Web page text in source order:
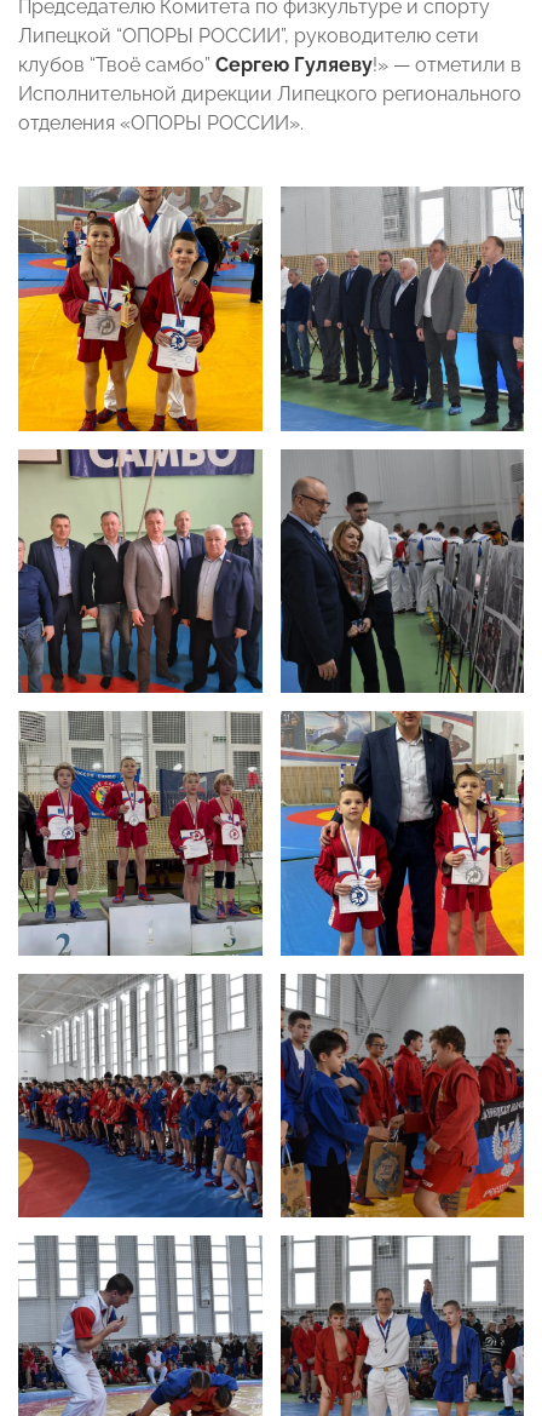
Председателю Комитета по физкультуре и спорту
Липецкой “ОПОРЫ РОССИИ”, руководителю сети
клубов “Твоё самбо” Сергею Гуляеву!» — отметили в
Исполнительной дирекции Липецкого регионального
отделения «ОПОРЫ РОССИИ».